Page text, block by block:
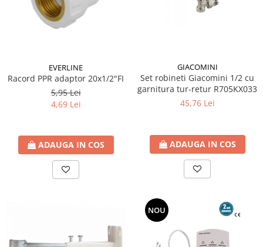
EVERLINE
Racord PPR adaptor 20x1/2"FI
5,95 Lei
4,69 Lei
ADAUGA IN COS
GIACOMINI
Set robineti Giacomini 1/2 cu
garnitura tur-retur R705KX033
45,76 Lei
ADAUGA IN COS
NOU